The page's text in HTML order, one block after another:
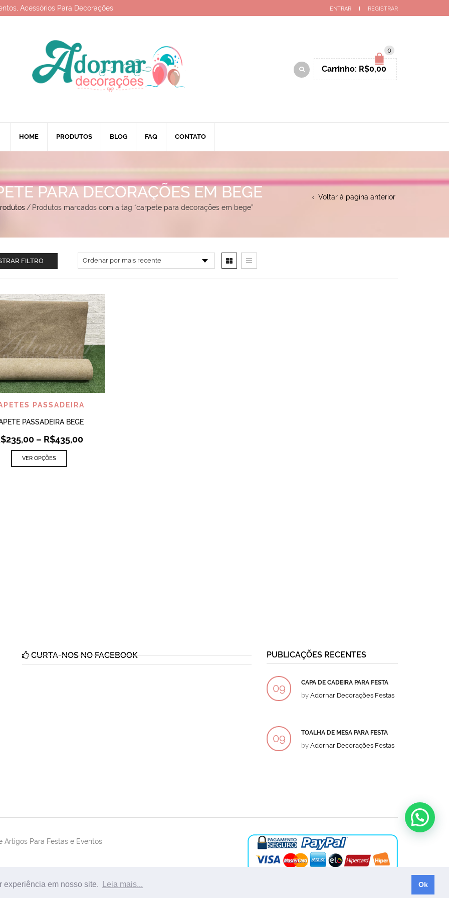
experiência em nosso site. Leia mais... Ok
Acessórios Para Decorações ENTRAR REGISTRAR
0
Carrinho: R$0,00
HOME PRODUTOS BLOG FAQ CONTATO
PARA DECORAÇÕES EM BEGE
/ Produtos marcados com a tag “carpete para decorações em bege”
Voltar à pagina anterior
FILTRO
VISUALIZAR
PASSADEIRA
PASSADEIRA BEGE
235,00 – R$435,00
VER OPÇÕES
CURTA-NOS NO FACEBOOK PUBLICAÇÕES RECENTES
09 CAPA DE CADEIRA PARA FESTA
byAdornar Decorações Festas
09 TOALHA DE MESA PARA FESTA
byAdornar Decorações Festas
Artigos Para Festas e Eventos